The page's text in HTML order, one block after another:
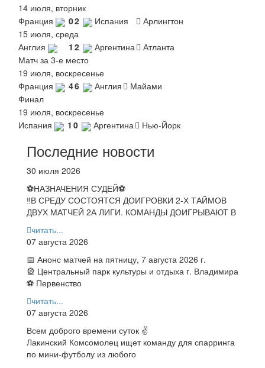
14 июля, вторник
Франция
02 Испания
Арлингтон
15 июля, среда
Англия
1 2 Аргентина
Атланта
Матч за 3-е место
19 июля, воскресенье
Франция
46 Англия
Майами
Финал
19 июля, воскресенье
Испания
1 0 Аргентина Нью-Йорк
Последние новости
30 июля 2026
⚽НАЗНАЧЕНИЯ СУДЕЙ⚽
‼В СРЕДУ СОСТОЯТСЯ ДОИГРОВКИ 2-Х ТАЙМОВ
ДВУХ МАТЧЕЙ 2А ЛИГИ. КОМАНДЫ ДОИГРЫВАЮТ В
читать...
07 августа 2026
📅 Анонс матчей на пятницу, 7 августа 2026 г.
🎡 Центральный парк культуры и отдыха г. Владимира
⚽ Первенство
читать...
07 августа 2026
Всем доброго времени суток ✌
Лакинский Комсомолец ищет команду для спарринга
по мини-футболу из любого